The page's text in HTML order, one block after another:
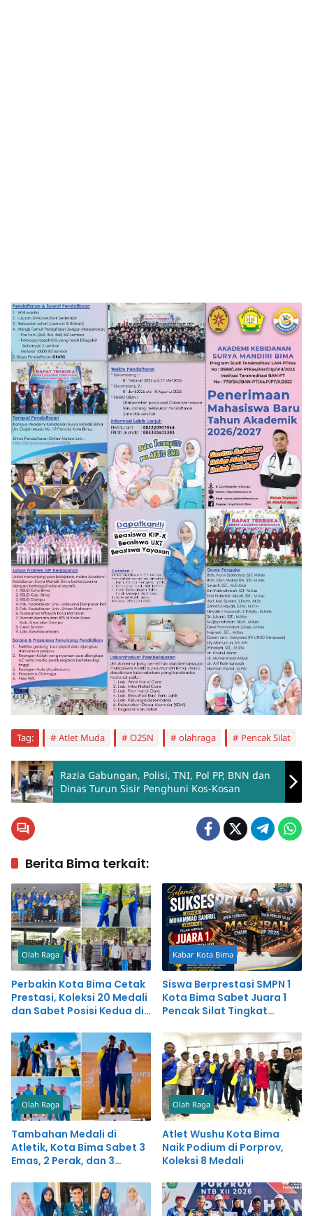
Tag: Atlet Muda O2SN olahraga Pencak Silat
Razia Gabungan, Polisi, TNI, Pol PP, BNN dan
Dinas Turun Sisir Penghuni Kos-Kosan
Berita Bima terkait:
Olah Raga
Perbakin Kota Bima Cetak
Prestasi, Koleksi 20 Medali
dan Sabet Posisi Kedua di
Kabar Kota Bima
Siswa Berprestasi SMPN 1
Kota Bima Sabet Juara 1
Pencak Silat Tingkat
Olah Raga
Tambahan Medali di
Atletik, Kota Bima Sabet 3
Emas, 2 Perak, dan 3
Olah Raga
Atlet Wushu Kota Bima
Naik Podium di Porprov,
Koleksi 8 Medali